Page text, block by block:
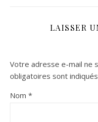
LAISSER
Votre adresse e-mail ne
obligatoires sont
Nom *